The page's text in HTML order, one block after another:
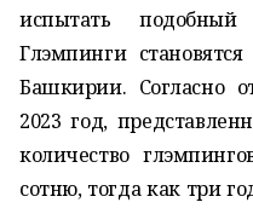
испытать
Глэмпинги
Башкирии. Согласно
2023 год,
количество
сотню, тогда как три